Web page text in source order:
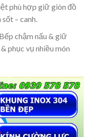
phù hợp giữ giòn đồ
– canh.
chậm nấu & giữ
phục vụ nhiều món